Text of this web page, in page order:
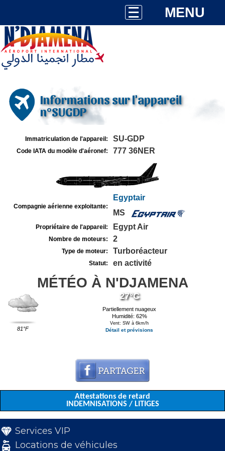
MENU
Informations sur l'appareil
n°SUGDP
Immatriculation de l'appareil: SU-GDP
Code IATA du modèle d'aéronef: 777 36NER
Compagnie aérienne exploitante:
Egyptair
MS
Propriétaire de l'appareil: Egypt Air
Nombre de moteurs: 2
Type de moteur: Turboréacteur
Statut: en activité
MÉTÉO À N'DJAMENA
81°F
27°C
Partiellement nuageux
Humidité: 62%
Vent: SW à 6km/h
Détail et prévisions
Attestations de retard
INDEMNISATIONS / LITIGES
Services VIP
Locations de véhicules